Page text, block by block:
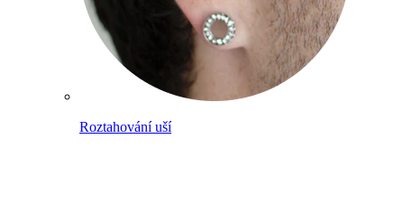
Roztahování uší